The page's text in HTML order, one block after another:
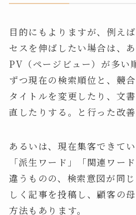
目的にもよりますが、例え
セスを伸ばしたい場合は、
PV（ページビュー）が多い
ずつ現在の検索順位と、競
タイトルを変更したり、文
直したりする。と行った改善
あるいは、現在集客できて
「派生ワード」「関連ワー
違うものの、検索意図が同
しく記事を投稿し、顧客の
方法もあります。